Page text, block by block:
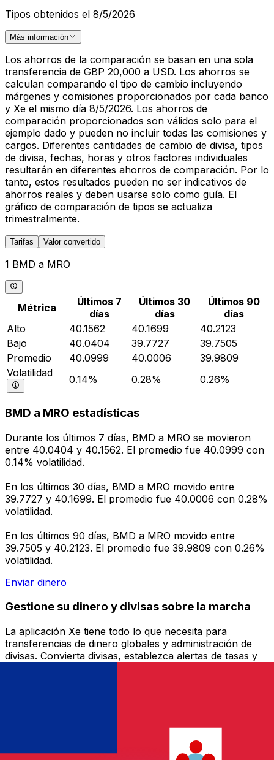
Tipos obtenidos el 8/5/2026
Más información
Los ahorros de la comparación se basan en una sola
transferencia de GBP 20,000 a USD. Los ahorros se
calculan comparando el tipo de cambio incluyendo
márgenes y comisiones proporcionados por cada banco
y Xe el mismo día 8/5/2026. Los ahorros de
comparación proporcionados son válidos solo para el
ejemplo dado y pueden no incluir todas las comisiones y
cargos. Diferentes cantidades de cambio de divisa, tipos
de divisa, fechas, horas y otros factores individuales
resultarán en diferentes ahorros de comparación. Por lo
tanto, estos resultados pueden no ser indicativos de
ahorros reales y deben usarse solo como guía. El
gráfico de comparación de tipos se actualiza
trimestralmente.
Tarifas Valor convertido
1 BMD a MRO
Métrica
Últimos 7
días
Últimos 30
días
Últimos 90
días
Alto
40.1562 40.1699
40.2123
Bajo
40.0404 39.7727
39.7505
Promedio
40.0999 40.0006
39.9809
Volatilidad
0.14% 0.28% 0.26%
BMD a MRO estadísticas
Durante los últimos 7 días, BMD a MRO se movieron
entre 40.0404 y 40.1562. El promedio fue 40.0999 con
0.14% volatilidad.
En los últimos 30 días, BMD a MRO movido entre
39.7727 y 40.1699. El promedio fue 40.0006 con 0.28%
volatilidad.
En los últimos 90 días, BMD a MRO movido entre
39.7505 y 40.2123. El promedio fue 39.9809 con 0.26%
volatilidad.
Enviar dinero
Gestione su dinero y divisas sobre la marcha
La aplicación Xe tiene todo lo que necesita para
transferencias de dinero globales y administración de
divisas. Convierta divisas, establezca alertas de tasas y